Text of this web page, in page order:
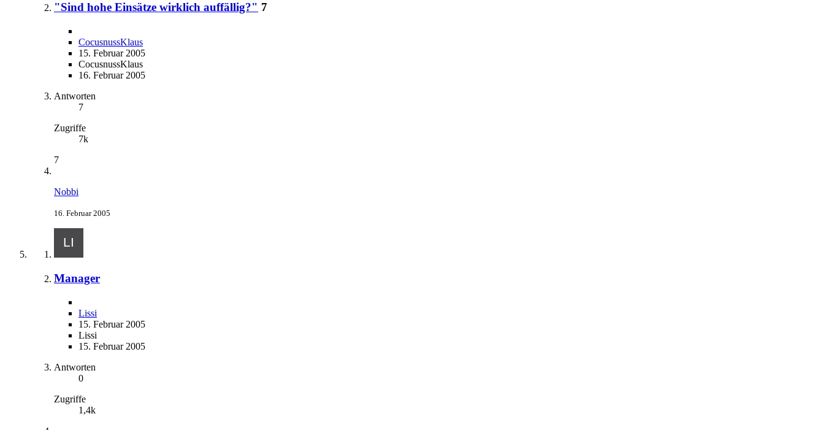
"Sind hohe Einsätze wirklich auffällig?" 7
CocusnussKlaus
15. Februar 2005
CocusnussKlaus
16. Februar 2005
Antworten
7
Zugriffe
7k
7
Nobbi
16. Februar 2005
Manager
Lissi
15. Februar 2005
Lissi
15. Februar 2005
Antworten
0
Zugriffe
1,4k